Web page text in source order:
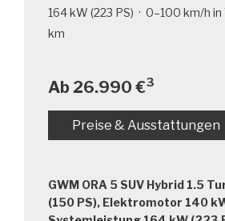
164 kW (223 PS) · 0–100 km/h in
km
Ab 26.990 €3
Preise & Ausstattungen
GWM ORA 5 SUV Hybrid 1.5
(150 PS), Elektromotor 140